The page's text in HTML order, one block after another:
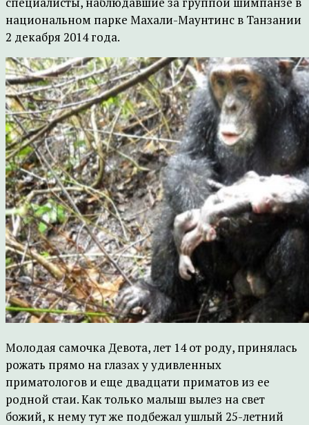
национальном парке Махали-Маунтинс в Танзании
2 декабря 2014 года.
Молодая самочка Девота, лет 14 от роду, принялась
рожать прямо на глазах у удивленных
приматологов и еще двадцати приматов из ее
родной стаи. Как только малыш вылез на свет
божий, к нему тут же подбежал ушлый 25-летний